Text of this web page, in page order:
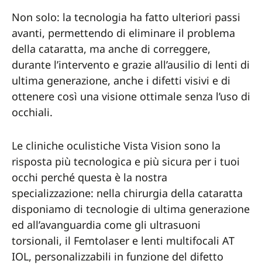
Non solo: la tecnologia ha fatto ulteriori passi
avanti, permettendo di eliminare il problema
della cataratta, ma anche di correggere,
durante l’intervento e grazie all’ausilio di lenti di
ultima generazione, anche i difetti visivi e di
ottenere così una visione ottimale senza l’uso di
occhiali.
Le cliniche oculistiche Vista Vision sono la
risposta più tecnologica e più sicura per i tuoi
occhi perché questa è la nostra
specializzazione: nella chirurgia della cataratta
disponiamo di tecnologie di ultima generazione
ed all’avanguardia come gli ultrasuoni
torsionali, il Femtolaser e lenti multifocali AT
IOL, personalizzabili in funzione del difetto